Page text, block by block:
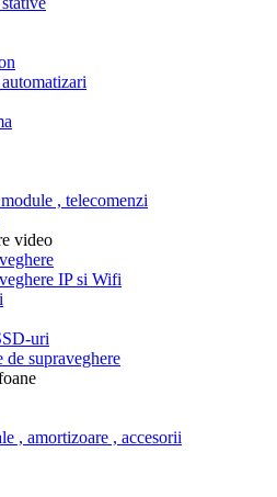
, telecomenzi
video
IP si Wifi
uri
de supraveghere
, amortizoare , accesorii